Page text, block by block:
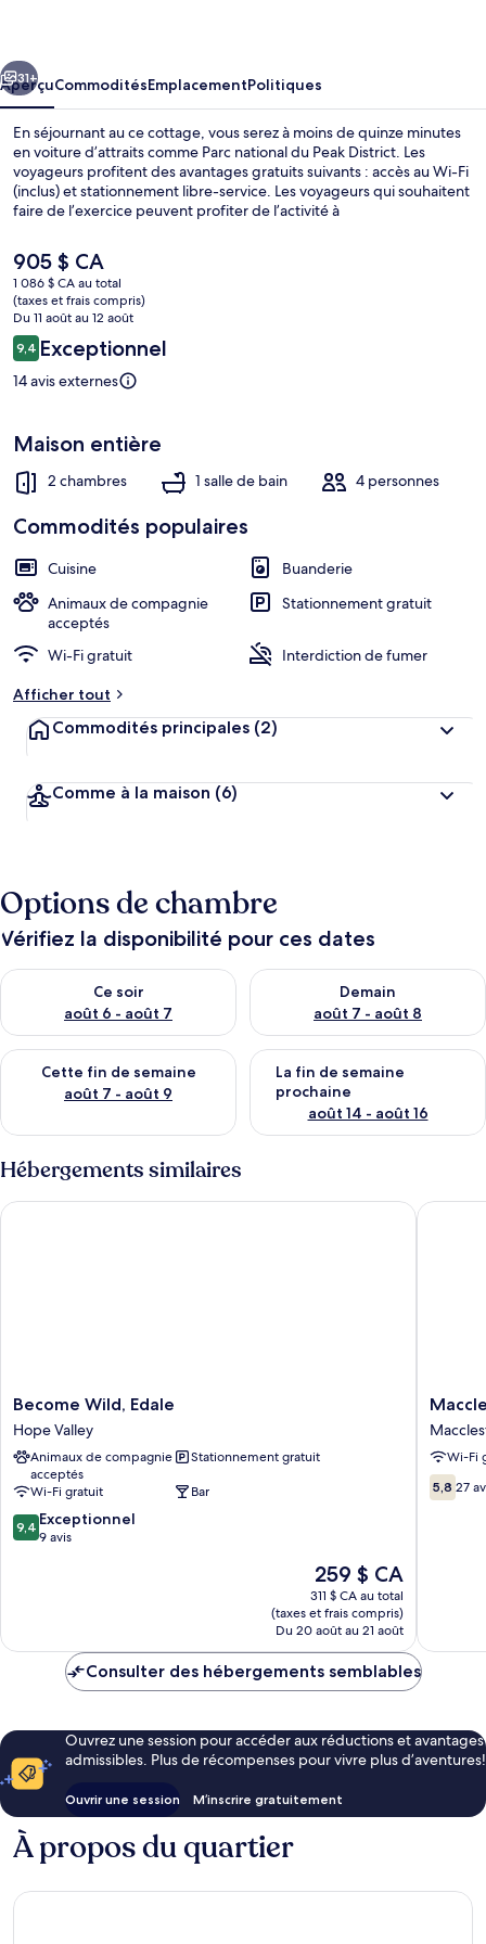
Suivant
31+
AperçuCommoditésEmplacementPolitiques
En séjournant au ce cottage, vous serez à moins de quinze minutes
en voiture d’attraits comme Parc national du Peak District. Les
voyageurs profitent des avantages gratuits suivants : accès au Wi-Fi
(inclus) et stationnement libre-service. Les voyageurs qui souhaitent
faire de l’exercice peuvent profiter de l’activité à
comprend un jardin, une cuisine et un foyer.
Le
prix
actuel
est
de 905 $ CA
905 $ CA
1 086 $ CA au total
(taxes et frais compris)
Du 11 août au 12 août
Avis
9,49,4 sur 10 –
Exceptionnel
14 avis externes
Maison entière
2 chambres 1 salle de bain 4 personnes
Commodités populaires
Cuisine
Buanderie
Animaux de compagnie
acceptés
Stationnement gratuit
Wi-Fi gratuit
Interdiction de fumer
Afficher tout
Commodités principales (2)
Comme à la maison (6)
Options de chambre
Vérifiez la disponibilité pour ces dates
Ce soir
août 6 - août 7
Vérifier la disponibilité pour ce soir août 6 - août 7
Demain
août 7 - août 8
Vérifier la disponibilité pour
Cette fin de semaine
août 7 - août 9
Vérifier la disponibilité pour cette fin de semaine août 7 -
La fin de semaine
prochaine
août 14 - août 16
Vérifier la disponibilité pour
Hébergements similaires
Become
Wild,
Edale
Hope
Valley
Become Wild, Edale
Hope Valley
Animaux de compagnie
acceptés
Stationnement gratuit
Wi-Fi gratuit
Bar
9.4
sur
9,4 Exceptionnel
9 avis
Le
prix
est
de
259 $ CA
259 $ CA
311 $ CA au total
(taxes et frais compris)
Du 20 août au 21 août
Become Wild, Edale
Lodge
Wi-Fi
5.8
sur
5,8 27
Consulter des hébergements semblables
Ouvrez une session pour accéder aux réductions et avantages
admissibles. Plus de récompenses pour vivre plus d’aventures!
Ouvrir une session M’inscrire gratuitement
À propos du quartier